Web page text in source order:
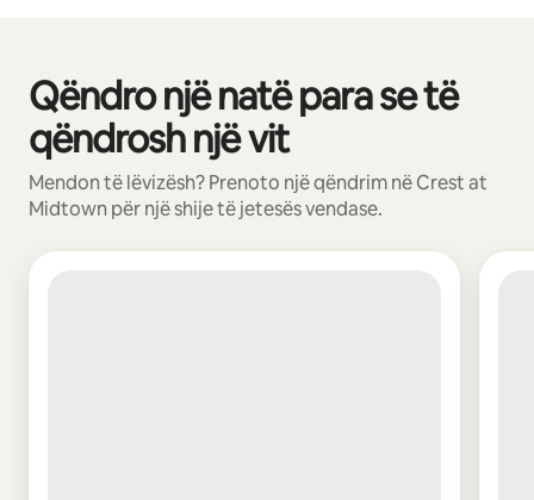
Qëndro një natë para se të
qëndrosh një vit
Mendon të lëvizësh? Prenoto një qëndrim në Crest at
Midtown për një shije të jetesës vendase.
Po shfaqim 0 nga 0 artikuj